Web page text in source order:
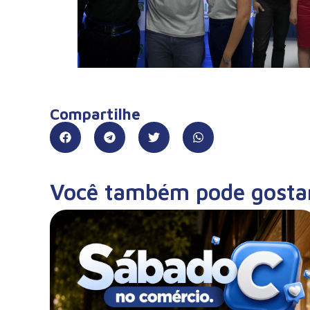
Compartilhe
Você também pode